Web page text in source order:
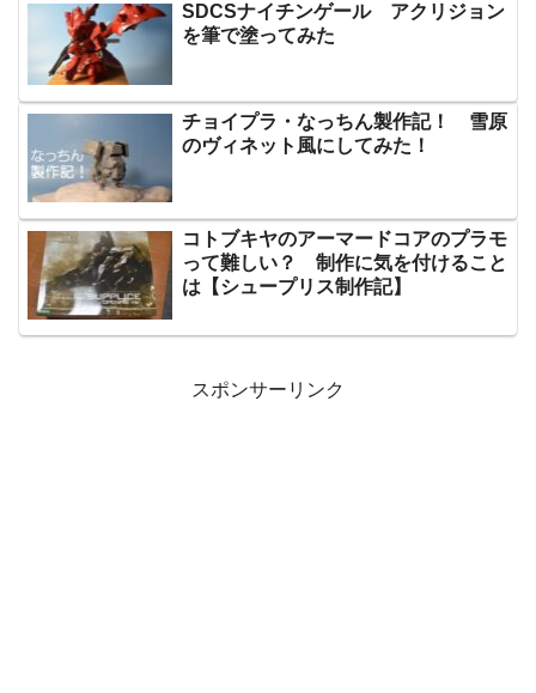
SDCSナイチンゲール アクリジョン
を筆で塗ってみた
チョイプラ・なっちん製作記！ 雪原
のヴィネット風にしてみた！
コトブキヤのアーマードコアのプラモ
って難しい？ 制作に気を付けること
は【シュープリス制作記】
スポンサーリンク